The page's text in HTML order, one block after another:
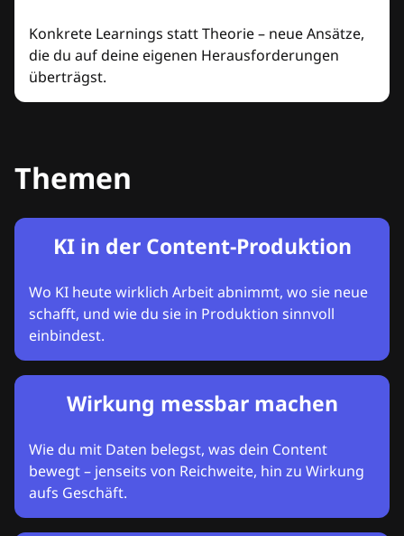
Konkrete Learnings statt Theorie – neue Ansätze,
die du auf deine eigenen Herausforderungen
überträgst.
Themen
KI in der Content-Produktion
Wo KI heute wirklich Arbeit abnimmt, wo sie neue
schafft, und wie du sie in Produktion sinnvoll
einbindest.
Wirkung messbar machen
Wie du mit Daten belegst, was dein Content
bewegt – jenseits von Reichweite, hin zu Wirkung
aufs Geschäft.